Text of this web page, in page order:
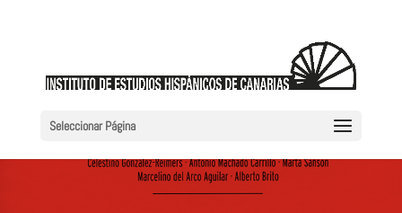
Seleccionar Página